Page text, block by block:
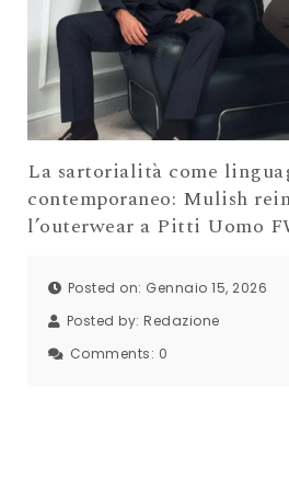
La sartorialità come
contemporaneo: Mulish
l’outerwear a Pitti Uomo
Posted on: Gennaio 15, 2026
Posted by: Redazione
Comments: 0